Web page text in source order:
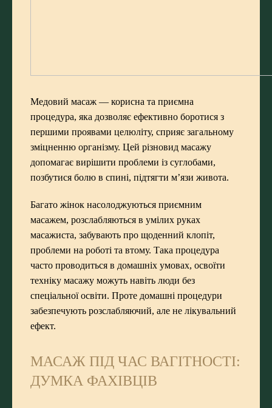
Медовий масаж — корисна та приємна
процедура, яка дозволяє ефективно боротися з
першими проявами целюліту, сприяє загальному
зміцненню організму. Цей різновид масажу
допомагає вирішити проблеми із суглобами,
позбутися болю в спині, підтягти м’язи живота.
Багато жінок насолоджуються приємним
масажем, розслабляються в умілих руках
масажиста, забувають про щоденний клопіт,
проблеми на роботі та втому. Така процедура
часто проводиться в домашніх умовах, освоїти
техніку масажу можуть навіть люди без
спеціальної освіти. Проте домашні процедури
забезпечують розслабляючий, але не лікувальний
ефект.
МАСАЖ ПІД ЧАС ВАГІТНОСТІ:
ДУМКА ФАХІВЦІВ